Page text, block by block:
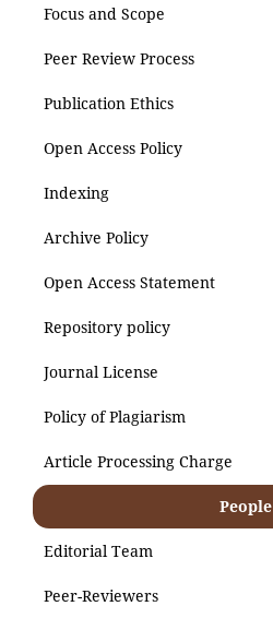
Focus and Scope
Peer Review Process
Publication Ethics
Open Access Policy
Indexing
Archive Policy
Open Access Statement
Repository policy
Journal License
Policy of Plagiarism
Article Processing Charge
People
Editorial Team
Peer-Reviewers